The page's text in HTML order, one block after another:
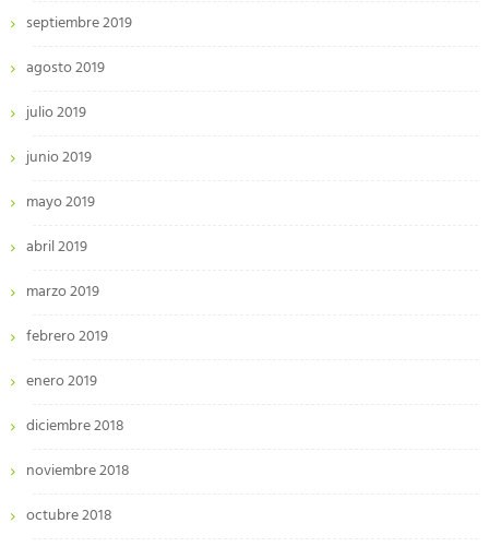
septiembre 2019
agosto 2019
julio 2019
junio 2019
mayo 2019
abril 2019
marzo 2019
febrero 2019
enero 2019
diciembre 2018
noviembre 2018
octubre 2018